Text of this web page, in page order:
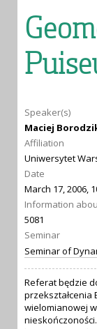
Speaker(s)
Maciej
Affiliation
Uniwersytet
Date
March 17, 2006,
Information
5081
Seminar
Seminar of
Referat będzie
przekształcenia
wielomianowej